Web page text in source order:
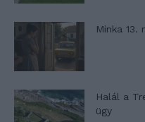
Minka 13.
Halál a
ügy